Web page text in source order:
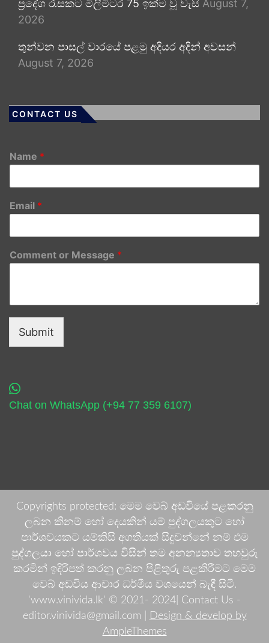
ප්‍රදේශ රැසකට මිලිමීටර 75 ඉක්ම වූ වැසි August 7,
2026
තුන්වන පාසල් වාරයේ පළමු අදියර අදින් අවසන්
August 7, 2026
CONTACT US
Name *
Email *
Comment or Message *
Submit
Chat on WhatsApp (+94 77 359 6107)
Copyrights protected: මෙම වෙබ් අඩවියේ පළකරනු
ලබන කිනම් හෝ දෙයකින් යම් පුද්ගලයකුට හෝ
පාර්ශවයකට යම්කිසි අගතියක් සිදුවන්නේ නම් එම
පුද්ගලයා හෝ පාර්ශවය විසින් තම අනන්‍යතාව තහවුරු
කරමින් ඉදිරිපත් කරනු ලබන පිළිතුරු පළකිරීමට මෙම
වෙබ් අඩවිය ආචාර ධර්මීය වශයෙන් බැඳී සිටී.
'www.vinivida.lk' © 2021- 2024| Contact Us -
editor.vinivida@gmail.com |
Design & develop by
AmpleThemes